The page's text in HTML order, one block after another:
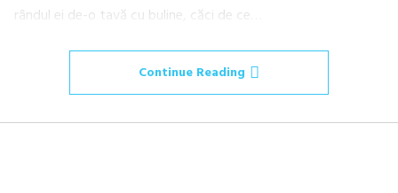
rândul ei de-o tavă cu buline, căci de ce…
Continue Reading